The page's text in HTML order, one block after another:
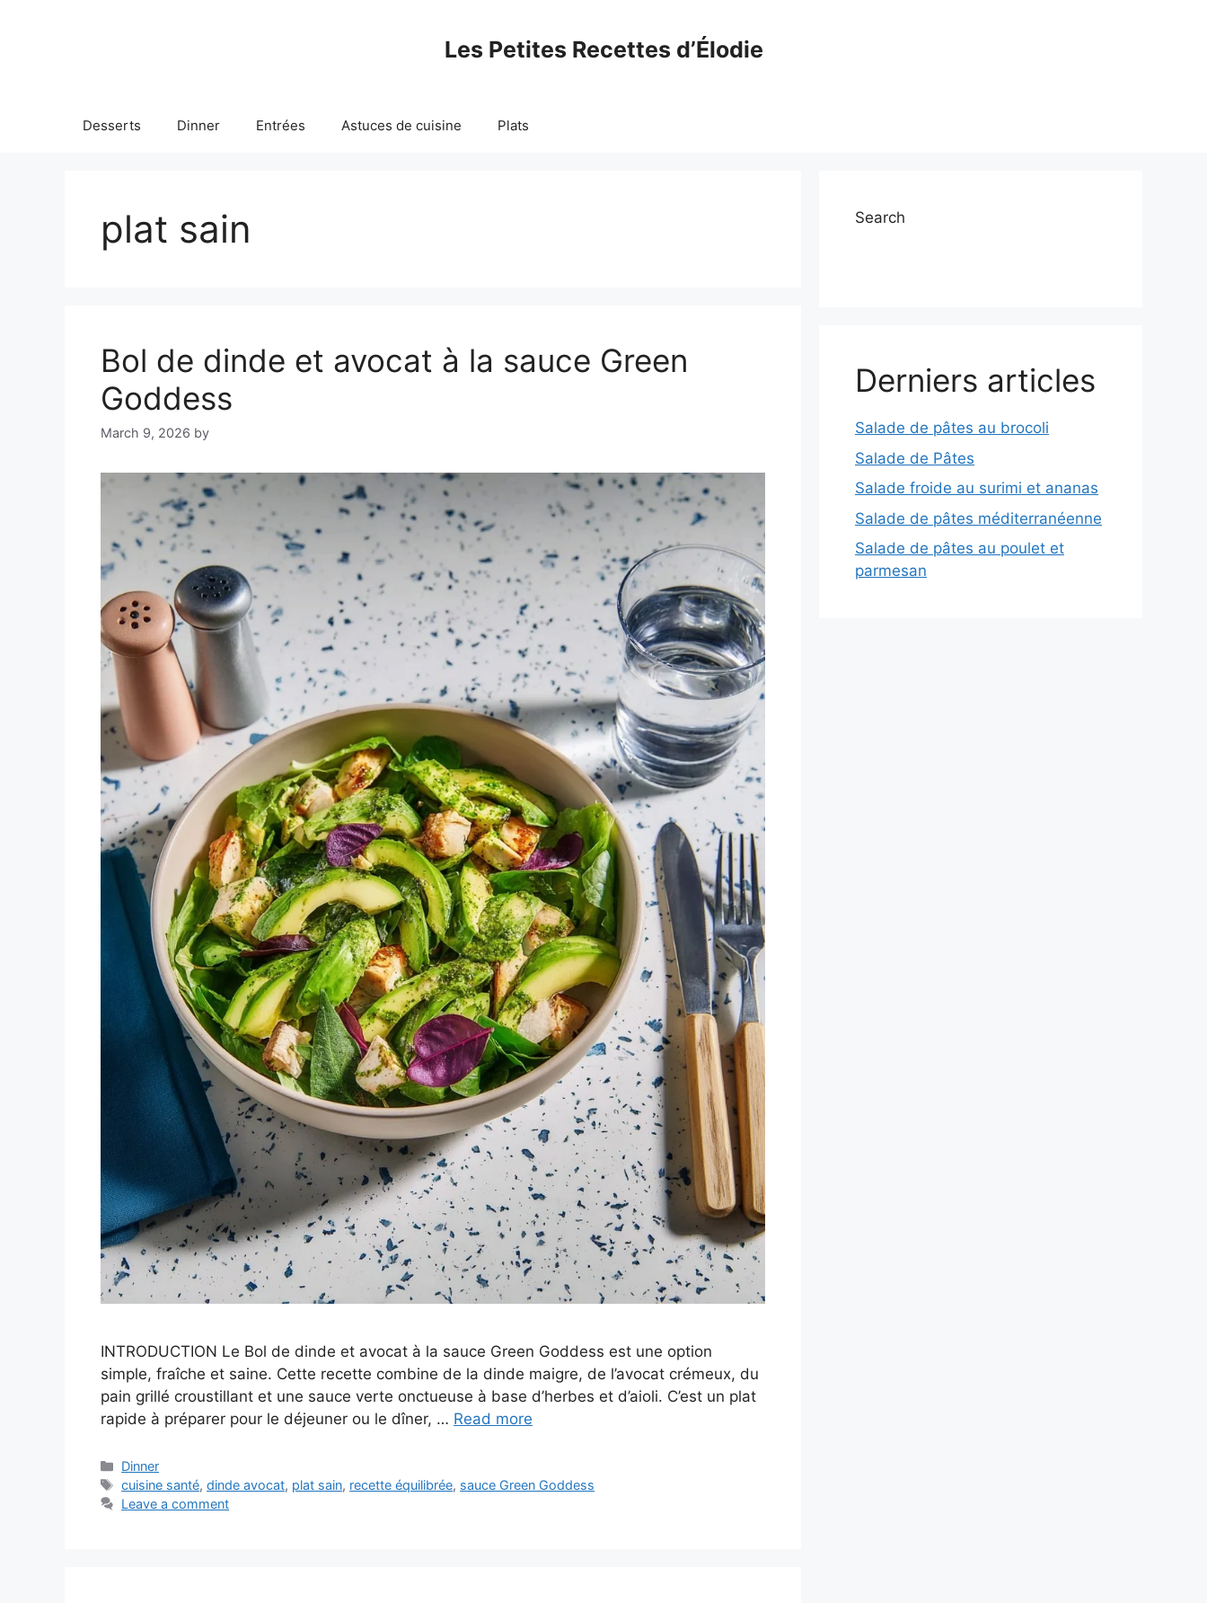
Les Petites Recettes d’Élodie
Desserts Dinner Entrées Astuces de cuisine Plats
plat sain
Bol de dinde et avocat à la sauce Green
Goddess
March 9, 2026 by
INTRODUCTION Le Bol de dinde et avocat à la sauce Green Goddess est une option
simple, fraîche et saine. Cette recette combine de la dinde maigre, de l’avocat crémeux, du
pain grillé croustillant et une sauce verte onctueuse à base d’herbes et d’aioli. C’est un plat
rapide à préparer pour le déjeuner ou le dîner, … Read more
Categories
Dinner
Tags
cuisine santé,dinde avocat, plat sain, recette équilibrée, sauce Green Goddess
Leave a comment
Search
Derniers articles
Salade de pâtes au brocoli
Salade de Pâtes
Salade froide au surimi et ananas
Salade de pâtes méditerranéenne
Salade de pâtes au poulet et
parmesan